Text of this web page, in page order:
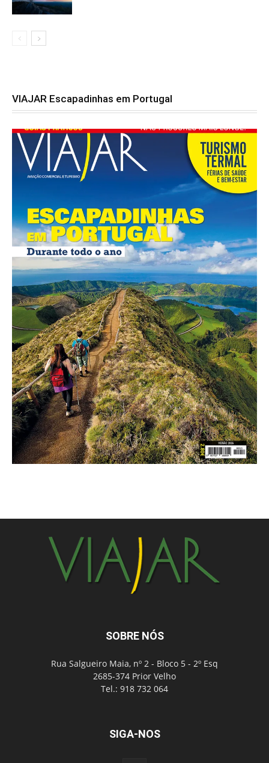
VIAJAR Escapadinhas em Portugal
SOBRE NÓS
Rua Salgueiro Maia, nº 2 - Bloco 5 - 2º Esq
2685-374 Prior Velho
Tel.: 918 732 064
SIGA-NOS